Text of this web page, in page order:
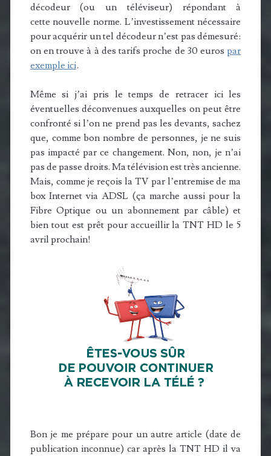
décodeur (ou un téléviseur) répondant à
cette nouvelle norme. L’investissement nécessaire
pour acquérir un tel décodeur n’est pas démesuré:
on en trouve à à des tarifs proche de 30 eurospar
exemple ici.
Même si j’ai pris le temps de retracer ici les
éventuelles déconvenues auxquelles on peut être
confronté si l’on ne prend pas les devants, sachez
que, comme bon nombre de personnes, je ne suis
pas impacté par ce changement. Non, non, je n’ai
pas de passe droits. Ma télévision est très ancienne.
Mais, comme je reçois la TV par l’entremise de ma
box Internet via ADSL (ça marche aussi pour la
Fibre Optique ou un abonnement par câble) et
bien tout est prêt pour accueillir la TNT HD le 5
avril prochain!
Bon je me prépare pour un autre article (date de
publication inconnue) car après la TNT HD il va